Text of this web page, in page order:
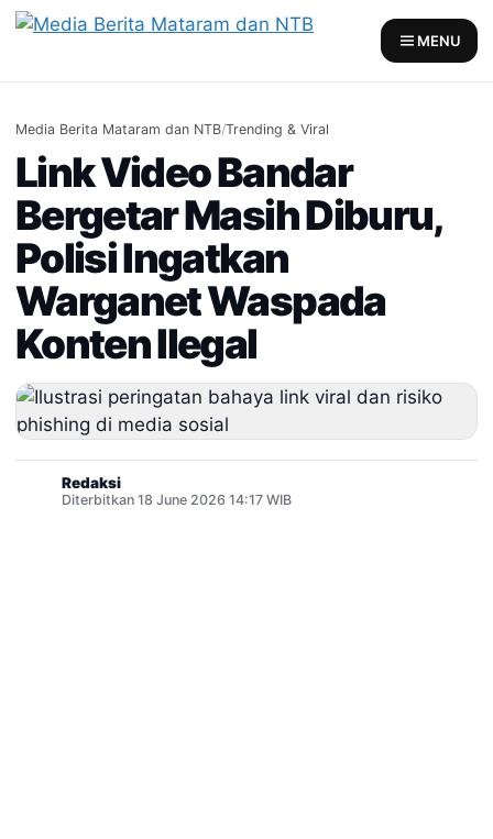
Skip
MENU
Media Berita Mataram dan NTB/Trending & Viral
Link Video Bandar
Bergetar Masih Diburu,
Polisi Ingatkan
Warganet Waspada
Konten Ilegal
Redaksi
Diterbitkan 18 June 2026 14:17 WIB